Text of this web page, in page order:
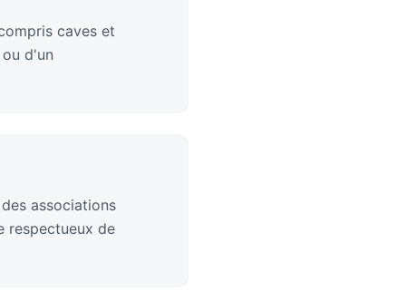
caves et
d'un
associations
respectueux de